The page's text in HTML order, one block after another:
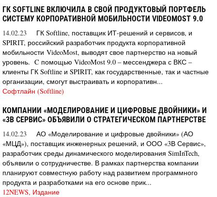
ГК SOFTLINE ВКЛЮЧИЛА В СВОЙ ПРОДУКТОВЫЙ ПОРТФЕЛЬ
СИСТЕМУ КОРПОРАТИВНОЙ МОБИЛЬНОСТИ VIDEOMOST 9.0
14.02.23
ГК Softline, поставщик ИТ-решений и сервисов, и
SPIRIT, российский разработчик продукта корпоративной
мобильности VideoMost, выводят свое партнерство на новый
уровень. C помощью VideoMost 9.0 – мессенджера с ВКС –
клиенты ГК Softline и SPIRIT, как государственные, так и частные
организации, смогут выстраивать и корпоративн...
Софтлайн (Softline)
КОМПАНИИ «МОДЕЛИРОВАНИЕ И ЦИФРОВЫЕ ДВОЙНИКИ» И
«3В СЕРВИС» ОБЪЯВИЛИ О СТРАТЕГИЧЕСКОМ ПАРТНЕРСТВЕ
14.02.23
АО «Моделирование и цифровые двойники» (АО
«МЦД»), поставщик инженерных решений, и ООО «3В Сервис»,
разработчик среды динамического моделирования SimInTech,
объявили о сотрудничестве. В рамках партнерства компании
планируют совместную работу над развитием программного
продукта и разработками на его основе прик...
12NEWS, Издание